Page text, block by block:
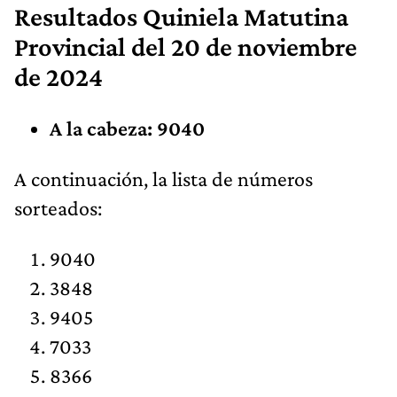
Resultados Quiniela Matutina
Provincial del 20 de noviembre
de 2024
A la cabeza: 9040
​A continuación, la lista de números
sorteados:
9040
3848
9405
7033
8366